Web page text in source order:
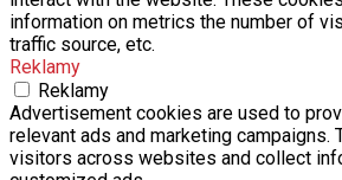
information on metrics the number of
traffic source, etc.
Reklamy
Reklamy
Advertisement cookies are used to
relevant ads and marketing campaigns.
visitors across websites and collect